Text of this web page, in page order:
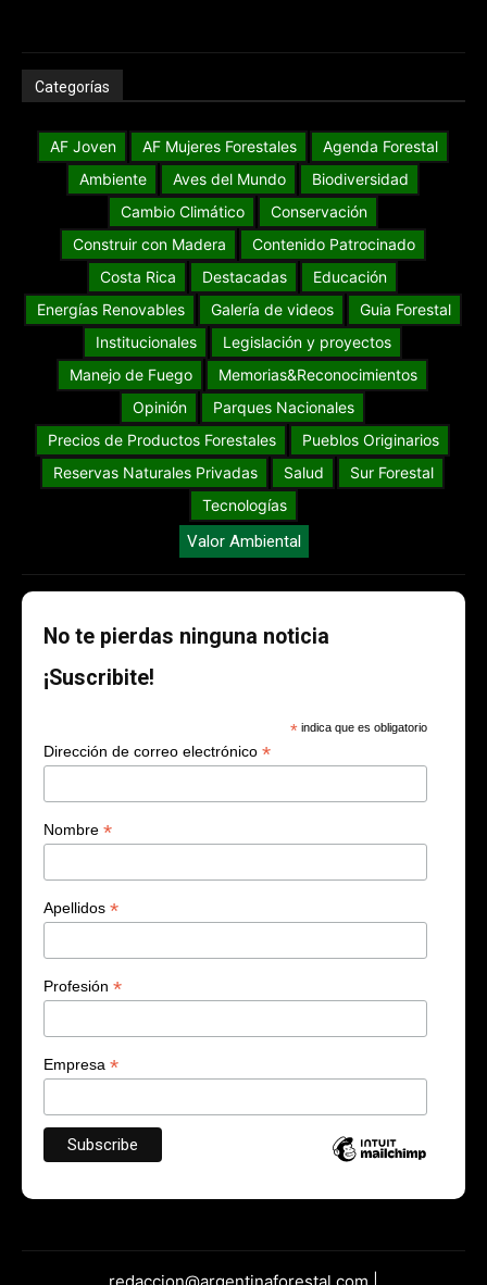
Categorías
AF Joven AF Mujeres Forestales
Agenda Forestal
Ambiente
Aves del Mundo
Biodiversidad
Cambio Climático
Conservación
Construir con Madera
Contenido Patrocinado
Costa Rica
Destacadas
Educación
Energías Renovables
Galería de videos
Guia Forestal
Institucionales
Legislación y proyectos
Manejo de Fuego
Memorias&Reconocimientos
Opinión
Parques Nacionales
Precios de Productos Forestales
Pueblos Originarios
Reservas Naturales Privadas
Salud
Sur Forestal
Tecnologías
Valor Ambiental
No te pierdas ninguna noticia
¡Suscribite!
* indica que es obligatorio
Dirección de correo electrónico *
Nombre *
Apellidos *
Profesión *
Empresa *